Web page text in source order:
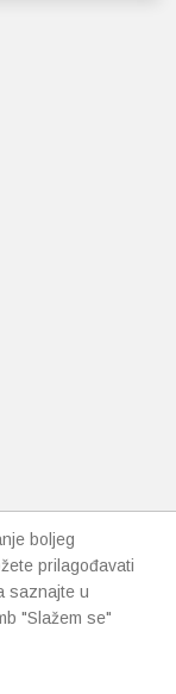
boljeg
prilagođavati
saznajte u
"Slažem se"